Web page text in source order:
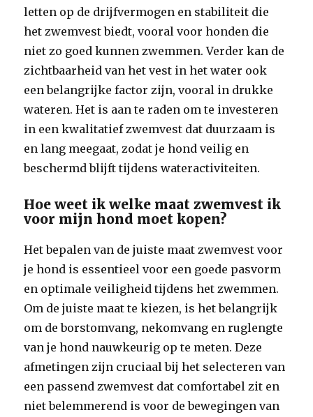
letten op de drijfvermogen en stabiliteit die
het zwemvest biedt, vooral voor honden die
niet zo goed kunnen zwemmen. Verder kan de
zichtbaarheid van het vest in het water ook
een belangrijke factor zijn, vooral in drukke
wateren. Het is aan te raden om te investeren
in een kwalitatief zwemvest dat duurzaam is
en lang meegaat, zodat je hond veilig en
beschermd blijft tijdens wateractiviteiten.
Hoe weet ik welke maat zwemvest ik
voor mijn hond moet kopen?
Het bepalen van de juiste maat zwemvest voor
je hond is essentieel voor een goede pasvorm
en optimale veiligheid tijdens het zwemmen.
Om de juiste maat te kiezen, is het belangrijk
om de borstomvang, nekomvang en ruglengte
van je hond nauwkeurig op te meten. Deze
afmetingen zijn cruciaal bij het selecteren van
een passend zwemvest dat comfortabel zit en
niet belemmerend is voor de bewegingen van